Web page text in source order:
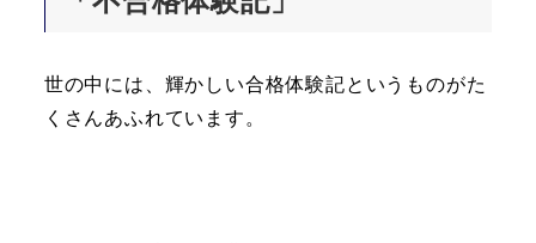
世の中には、輝かしい合格体験記というものがた
くさんあふれています。